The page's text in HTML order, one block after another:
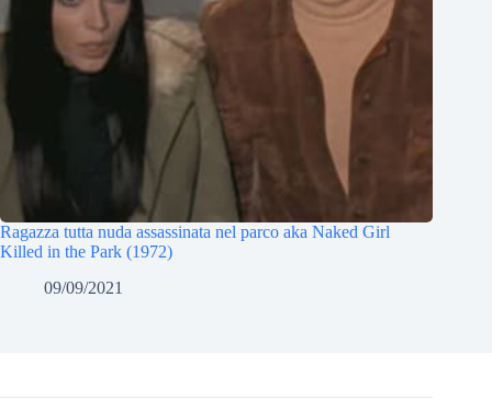
Ragazza tutta nuda assassinata nel parco aka Naked Girl
Killed in the Park (1972)
09/09/2021